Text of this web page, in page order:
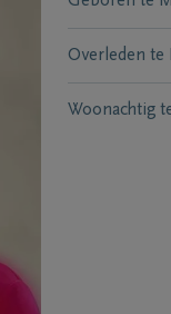
Overleden te
Woonachtig